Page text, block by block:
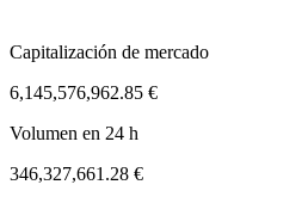
Capitalización de mercado
6,145,576,962.85 €
Volumen en 24 h
346,327,661.28 €